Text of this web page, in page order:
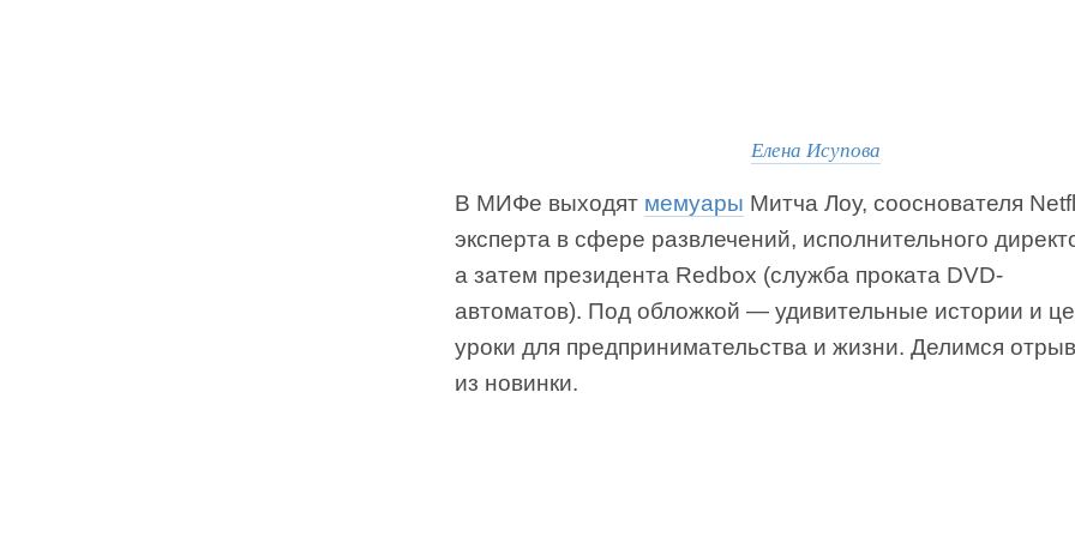
Елена Исупова
В МИФе выходят мемуары Митча Лоу, сооснователя
эксперта в сфере развлечений, исполнительного
а затем президента Redbox (служба проката DVD-
автоматов). Под обложкой — удивительные истории и
уроки для предпринимательства и жизни. Делимся
из новинки.